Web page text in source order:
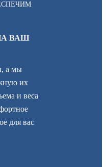
ВАШ
а мы
их
и веса
для вас